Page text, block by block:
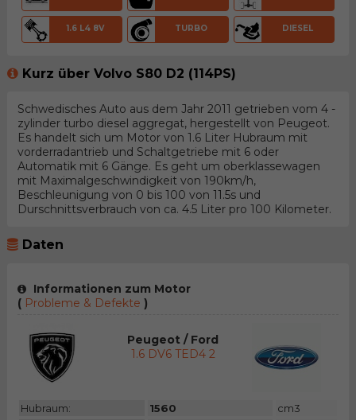
1.6 L4 8V TURBO DIESEL
Kurz über Volvo S80 D2 (114PS)
Schwedisches Auto aus dem Jahr 2011 getrieben vom 4 -
zylinder turbo diesel aggregat, hergestellt von Peugeot.
Es handelt sich um Motor von 1.6 Liter Hubraum mit
vorderradantrieb und Schaltgetriebe mit 6 oder
Automatik mit 6 Gänge. Es geht um oberklassewagen
mit Maximalgeschwindigkeit von 190km/h,
Beschleunigung von 0 bis 100 von 11.5s und
Durschnittsverbrauch von ca. 4.5 Liter pro 100 Kilometer.
Daten
Informationen zum Motor
(Probleme & Defekte )
Peugeot / Ford
1.6 DV6 TED4 2
Hubraum: 1560
cm3